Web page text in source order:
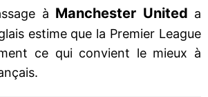
à Manchester United a
estime que la Premier League
ce qui convient le mieux à